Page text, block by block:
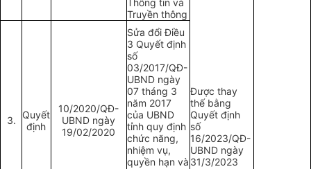
Thông tin và
Truyền thông
Được thay
thế bằng
Quyết định
số
16/2023/QĐ-
UBND ngày
31/3/2023
3.
Quyết
định
10/2020/QĐ-
UBND ngày
19/02/2020
Sửa đổi Điều
3 Quyết định
số
03/2017/QĐ-
UBND ngày
07 tháng 3
năm 2017
của UBND
tỉnh quy định
chức năng,
nhiệm vụ,
quyền hạn và